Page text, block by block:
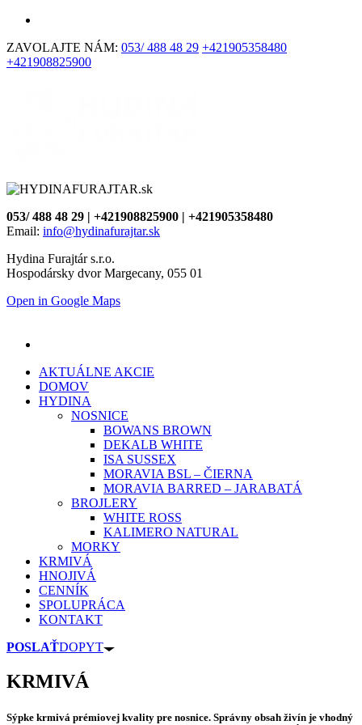
ZAVOLAJTE NÁM: 053/ 488 48 29 +421905358480
+421908825900
053/ 488 48 29 | +421908825900 | +421905358480
Email: info@hydinafurajtar.sk
Hydina Furajtár s.r.o.
Hospodársky dvor Margecany, 055 01
Open in Google Maps
AKTUÁLNE AKCIE
DOMOV
HYDINA
NOSNICE
BOWANS BROWN
DEKALB WHITE
ISA SUSSEX
MORAVIA BSL – ČIERNA
MORAVIA BARRED – JARABATÁ
BROJLERY
WHITE ROSS
KALIMERO NATURAL
MORKY
KRMIVÁ
HNOJIVÁ
CENNÍK
SPOLUPRÁCA
KONTAKT
POSLAŤDOPYT
KRMIVÁ
Sýpke krmivá prémiovej kvality pre nosnice. Správny obsah živín je vhodný